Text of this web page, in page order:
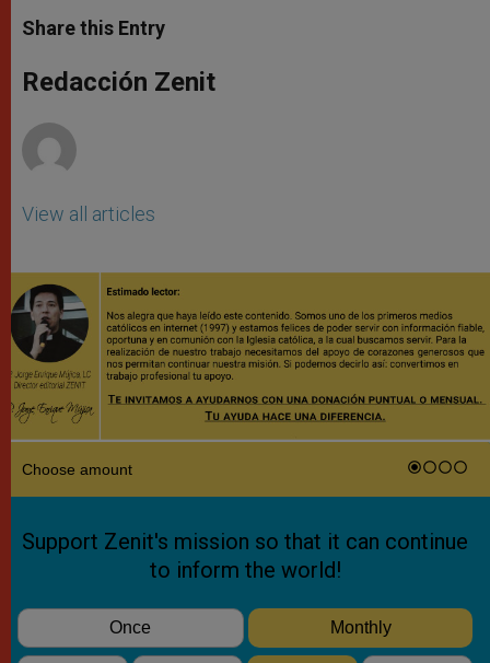
t
s
p
p
s
e
g
e
e
b
o
k
r
Share this Entry
Redacción Zenit
View all articles